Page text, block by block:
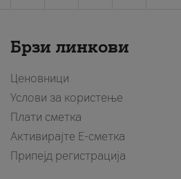
Брзи линкови
Ценовници
Услови за користење
Плати сметка
Активирајте Е-сметка
Припејд регистрација